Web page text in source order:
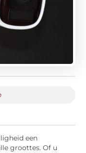
een
groottes. Of u